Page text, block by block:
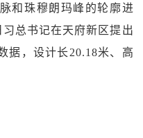
和珠穆朗玛峰的轮廓进
总书记在天府新区提出
据，设计长20.18米、高